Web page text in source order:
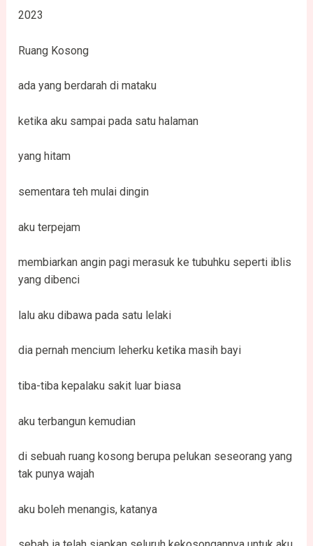
2023
Ruang Kosong
ada yang berdarah di mataku
ketika aku sampai pada satu halaman
yang hitam
sementara teh mulai dingin
aku terpejam
membiarkan angin pagi merasuk ke tubuhku seperti iblis
yang dibenci
lalu aku dibawa pada satu lelaki
dia pernah mencium leherku ketika masih bayi
tiba-tiba kepalaku sakit luar biasa
aku terbangun kemudian
di sebuah ruang kosong berupa pelukan seseorang yang
tak punya wajah
aku boleh menangis, katanya